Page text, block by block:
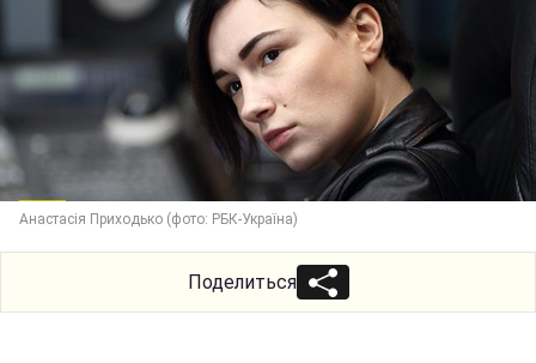
Анастасія Приходько (фото: РБК-Україна)
Поделиться